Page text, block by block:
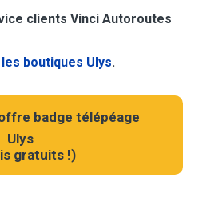
clients Vinci Autoroutes
les boutiques Ulys.
badge télépéage
Ulys
gratuits !)